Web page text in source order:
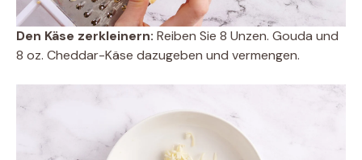
Den Käse zerkleinern: Reiben Sie 8 Unzen. Gouda und
8 oz. Cheddar-Käse dazugeben und vermengen.